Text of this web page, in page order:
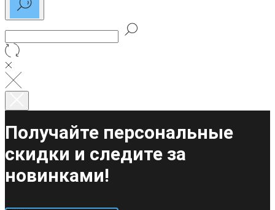
Получайте персональные
скидки и следите за
новинками!